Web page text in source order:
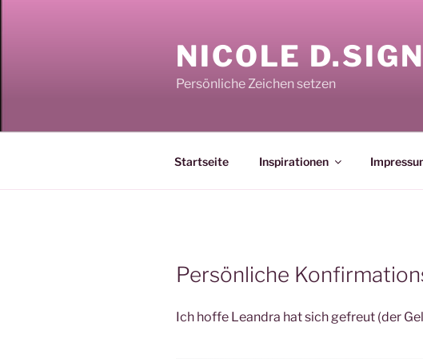
NICOLE
Persönliche Zeichen setzen
Startseite Inspirationen
Persönliche
Ich hoffe Leandra hat sich gefreut (der